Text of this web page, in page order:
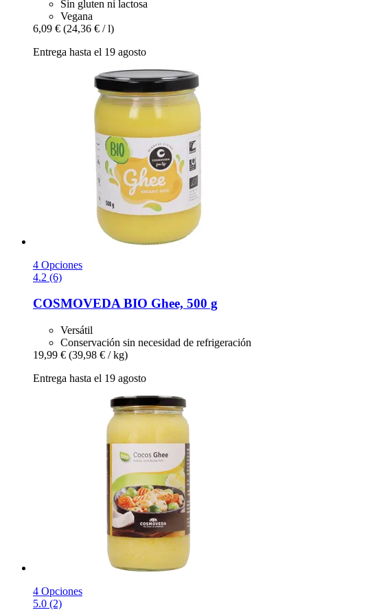
Sin gluten ni lactosa
Vegana
6,09 € (24,36 € / l)
Entrega hasta el 19 agosto
4 Opciones
4.2 (6)
COSMOVEDABIO Ghee, 500 g
Versátil
Conservación sin necesidad de refrigeración
19,99 € (39,98 € / kg)
Entrega hasta el 19 agosto
4 Opciones
5.0 (2)